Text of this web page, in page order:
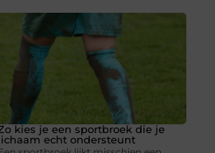
kies je een sportbroek die je
echt ondersteunt